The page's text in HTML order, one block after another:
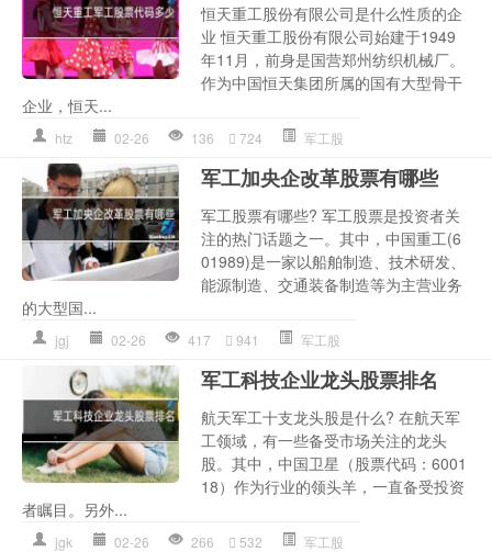
恒天重工股份有限公司是什么性质的企
业 恒天重工股份有限公司始建于1949
年11月，前身是国营郑州纺织机械厂。
作为中国恒天集团所属的国有大型骨干
企业，恒天...
htz 02-26 136 724 军工股
军工加央企改革股票有哪些
军工股票有哪些? 军工股票是投资者关
注的热门话题之一。其中，中国重工(6
01989)是一家以船舶制造、技术研发、
能源制造、交通装备制造等为主营业务
的大型国...
jgj 02-26 417 941 军工股
军工科技企业龙头股票排名
航天军工十支龙头股是什么? 在航天军
工领域，有一些备受市场关注的龙头
股。其中，中国卫星（股票代码：6001
18）作为行业的领头羊，一直备受投资
者瞩目。另外...
jgk 02-26 266 532 军工股